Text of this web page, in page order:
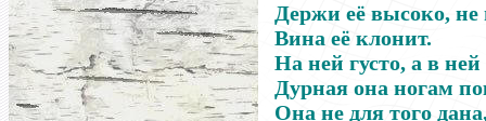
Держи её высоко, не
Вина её клонит.
На ней густо, а в ней
Дурная она ногам
Она не для того